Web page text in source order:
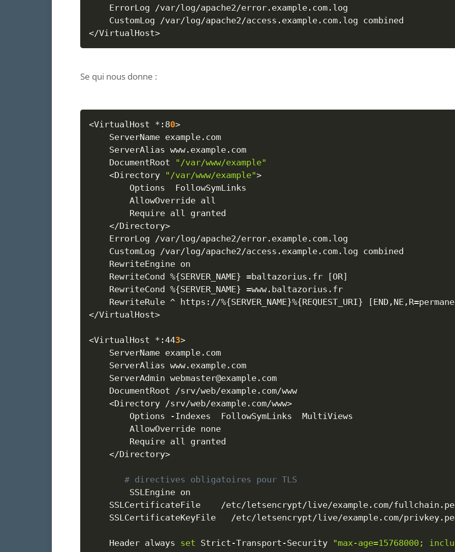
</VirtualHost>
Se qui nous donne :
<VirtualHost *:80>
	DocumentRoot
"/var/www/example"
<Directory "/var/www/example">
</Directory>
    RewriteEngine on
    RewriteCond %
{SERVER_NAME} =baltazorius.fr [OR]
    RewriteCond %
{SERVER_NAME} =www.baltazorius.fr
    RewriteRule ^ https://%
{SERVER_NAME}%{REQUEST_URI} [END,NE,R=
</VirtualHost>
<VirtualHost *:443>
    ServerName example.com
    ServerAlias www.example.com
    ServerAdmin webmaster@example.com
    DocumentRoot /srv/web/example.com/www
<Directory /srv/web/example.com/www>
		Options
-Indexes
  FollowSymLinks  MultiViews
</Directory>
# directives obligatoires pour TLS
	Header always
set Strict-Transport-Security "max-age=15768000;